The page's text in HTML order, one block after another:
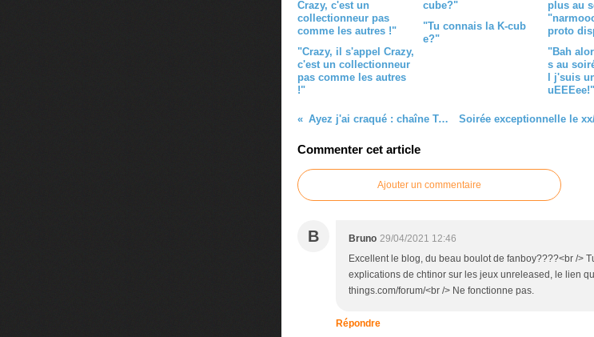
"Crazy, il s'appel Crazy,
c'est un collectionneur
pas comme les autres
!"
"Tu connais la K-cub
e?"
"Bah
s au
l j'suis
uEEEee!"
Ayez j'ai craqué : chaîne Twitch
Commenter cet article
Ajouter un commentaire
B Bruno 29/04/2021 12:46
Excellent le blog, du beau boulot de fanboy????<br />
explications de chtinor sur les jeux unreleased, le lien
things.com/forum/<br /> Ne fonctionne pas.
Répondre